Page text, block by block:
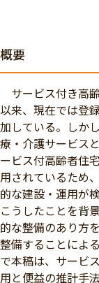
概要
サービス付き高
以来、現在では登
加している。しか
療・介護サービス
ービス付高齢者住
用されているため
的な建設・運用が
こうしたことを背
的な整備のあり方
整備することによ
で本稿は、サービ
用と便益の推計手